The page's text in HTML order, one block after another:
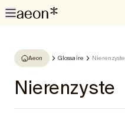
Aeon Glossaire Nierenzyste
Nierenzyste